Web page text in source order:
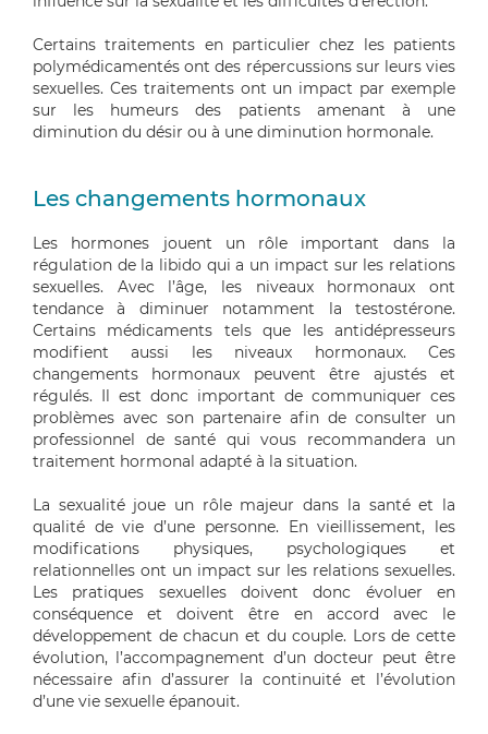
Certains traitements en particulier chez les patients
polymédicamentés ont des répercussions sur leurs vies
sexuelles. Ces traitements ont un impact par exemple
sur les humeurs des patients amenant à une
diminution du désir ou à une diminution hormonale.
Les changements hormonaux
Les hormones jouent un rôle important dans la
régulation de la libido qui a un impact sur les relations
sexuelles. Avec l’âge, les niveaux hormonaux ont
tendance à diminuer notamment la testostérone.
Certains médicaments tels que les antidépresseurs
modifientaussi les niveaux hormonaux. Ces
changements hormonaux peuvent être ajustés et
régulés. Il est donc important de communiquer ces
problèmes avec son partenaire afin de consulter un
professionnel de santé qui vous recommandera un
traitement hormonal adapté à la situation.
La sexualité joue un rôle majeur dans la santé et la
qualité de vie d’une personne. En vieillissement, les
modifications physiques, psychologiques et
relationnelles ont un impact sur les relations sexuelles.
Les pratiques sexuelles doivent donc évoluer en
conséquence et doivent être en accord avec le
développement de chacun et du couple. Lors de cette
évolution, l’accompagnement d’un docteur peut être
nécessaire afin d’assurer la continuité et l’évolution
d’une vie sexuelle épanouit.